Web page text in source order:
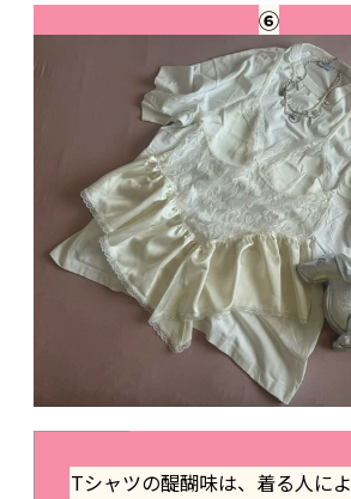
⑥
Tシャツの醍醐味は、着る人に